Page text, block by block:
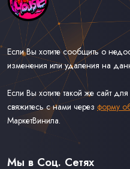
Если Вы хотите сообщить о
изменения или удаления на
Если Вы хотите такой же сайт
свяжитесь с нами через форму
МаркетВинила.
Каталог Музыки на Виниле В
Доставка и Оплата
Мы в Соц. Сетях